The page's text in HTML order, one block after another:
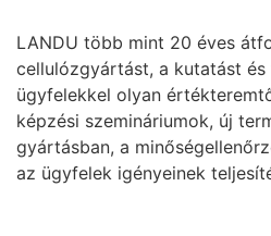
LANDU több mint 20 éves
cellulózgyártást, a kutatást
ügyfelekkel olyan
képzési szemináriumok, új
gyártásban, a
az ügyfelek igényeinek